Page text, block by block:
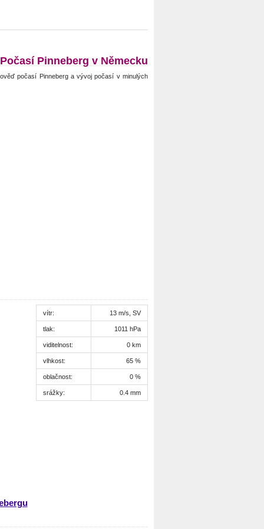
Počasí Pinneberg v Německu
počasí Pinneberg a vývoj počasí v minulých
vítr: 13 m/s, SV
tlak: 1011 hPa
viditelnost: 0 km
vlhkost: 65 %
oblačnost: 0 %
srážky: 0.4 mm